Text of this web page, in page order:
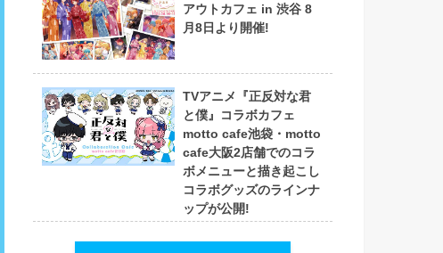
アウトカフェ in 渋谷 8
月8日より開催!
TVアニメ『正反対な君
と僕』コラボカフェ
motto cafe池袋・motto
cafe大阪2店舗でのコラ
ボメニューと描き起こし
コラボグッズのラインナ
ップが公開!